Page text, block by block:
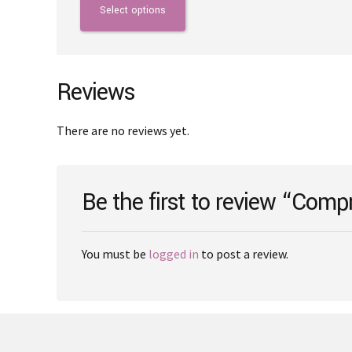
Select options
product
has
The
options
be
the
product
Reviews
There are no reviews yet.
Be the first to review
You must be logged in to post a review.